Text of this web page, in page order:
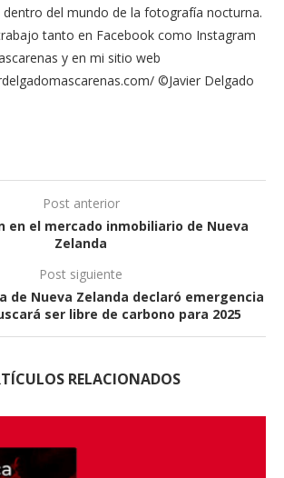
del mundo de la fotografía nocturna.
tanto en Facebook como Instagram
y en mi sitio web
©Javier Delgado
Post anterior
en el mercado inmobiliario de Nueva
Zelanda
Post siguiente
de Nueva Zelanda declaró emergencia
ser libre de carbono para 2025
RELACIONADOS